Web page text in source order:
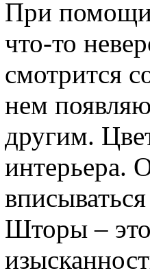
При помощи
что-то
смотрится
нем
другим.
интерьера.
Шторы –